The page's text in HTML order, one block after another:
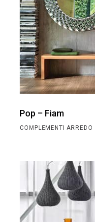
Pop – Fiam
COMPLEMENTI ARREDO